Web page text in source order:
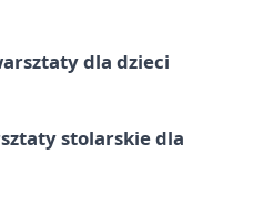
dla dzieci
stolarskie dla